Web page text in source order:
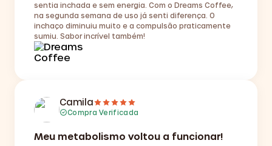
sentia inchada e sem energia. Com o Dreams Coffee,
na segunda semana de uso já senti diferença. O
inchaço diminuiu muito e a compulsão praticamente
sumiu. Sabor incrível também!
Camila
Compra Verificada
Meu metabolismo voltou a funcionar!